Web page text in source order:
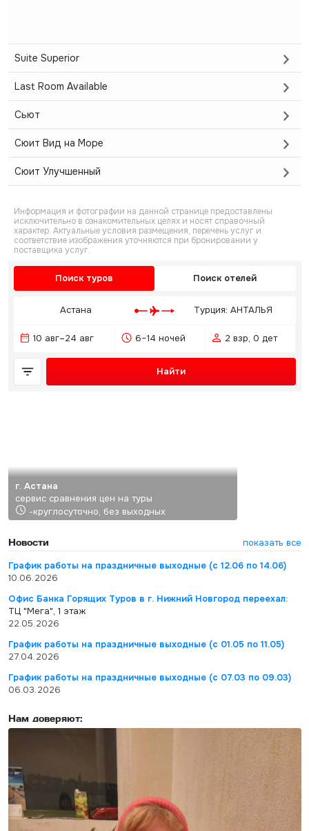
Suite Superior
Last Room Available
Сьют
Сюит Вид на Море
Сюит Улучшенный
Информация и фотографии на данной странице предоставлены
исключительно в ознакомительных целях и носят справочный
характер. Актуальные условия размещения, перечень услуг и
соответствие изображения уточняются при бронировании у
поставщика услуг.
Поиск туров Поиск отелей
Астана Турция: АНТАЛЬЯ
10 авг–24 авг 6–14 ночей 2 взр, 0 дет
Найти
г. Астана
сервис сравнения цен на туры
-круглосуточно, без выходных
Новости
показать все
График работы на праздничные выходные (с 12.06 по 14.06)
10.06.2026
Офис Банка Горящих Туров в г. Нижний Новгород переехал:
ТЦ "Мега", 1 этаж
22.05.2026
График работы на праздничные выходные (с 01.05 по 11.05)
27.04.2026
График работы на праздничные выходные (с 07.03 по 09.03)
06.03.2026
Нам доверяют: